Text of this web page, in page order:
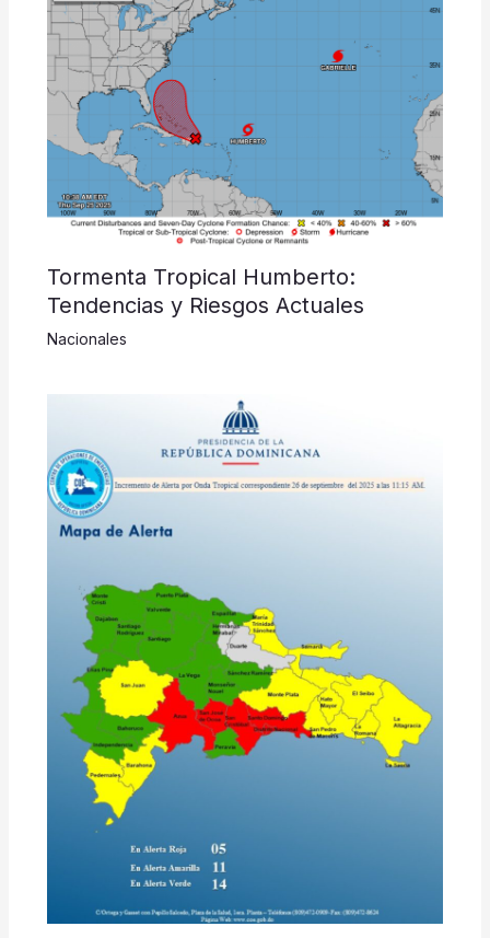
Tormenta Tropical Humberto:
Tendencias y Riesgos Actuales
Nacionales